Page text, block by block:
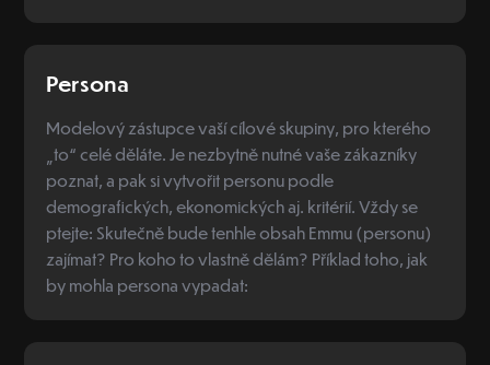
Persona
Modelový zástupce vaší cílové skupiny, pro kterého
„to“ celé děláte. Je nezbytně nutné vaše zákazníky
poznat, a pak si vytvořit personu podle
demografických, ekonomických aj. kritérií. Vždy se
ptejte: Skutečně bude tenhle obsah Emmu (personu)
zajímat? Pro koho to vlastně dělám? Příklad toho, jak
by mohla persona vypadat: